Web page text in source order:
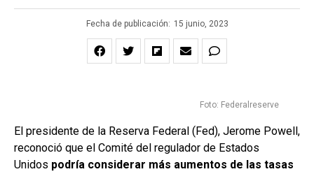
Fecha de publicación: 15 junio, 2023
Foto: Federalreserve
El presidente de la Reserva Federal (Fed), Jerome Powell,
reconoció que el Comité del regulador de Estados
Unidos podría considerar más aumentos de las tasas